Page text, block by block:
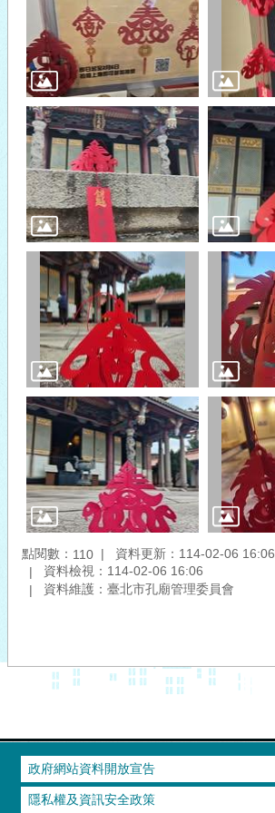
點閱數： 110
資料更新：114-02-06 16:06
資料檢視：114-02-06 16:06
資料維護：臺北市孔廟管理委員會
政府網站資料開放宣告
隱私權及資訊安全政策